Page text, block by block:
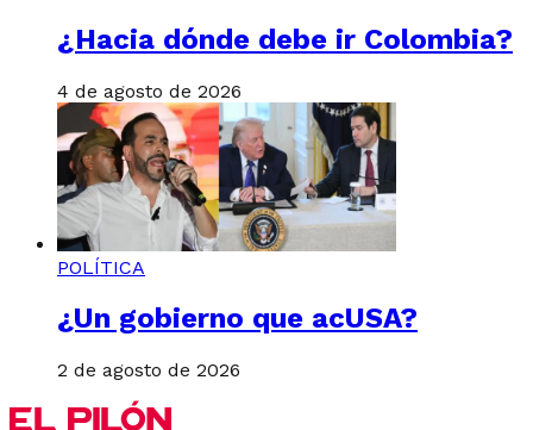
¿Hacia dónde debe ir Colombia?
4 de agosto de 2026
POLÍTICA
¿Un gobierno que acUSA?
2 de agosto de 2026